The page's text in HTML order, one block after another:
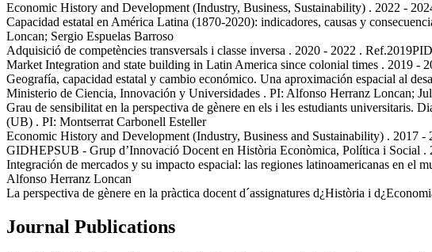
Economic History and Development (Industry, Business, Sustainability) . 2022 -
Capacidad estatal en América Latina (1870-2020): indicadores, causas y
Loncan; Sergio Espuelas Barroso
Adquisició de competències transversals i classe inversa . 2020 - 2022 .
Market Integration and state building in Latin America since colonial times . 2019 -
Geografía, capacidad estatal y cambio económico. Una aproximación espacial al
Ministerio de Ciencia, Innovación y Universidades . PI: Alfonso Herranz Loncan;
Grau de sensibilitat en la perspectiva de gènere en els i les estudiants universitaris.
(UB) . PI: Montserrat Carbonell Esteller
Economic History and Development (Industry, Business and Sustainability) . 2017 -
GIDHEPSUB - Grup d’Innovació Docent en Història Econòmica, Política i Social .
Integración de mercados y su impacto espacial: las regiones latinoamericanas en el
Alfonso Herranz Loncan
La perspectiva de gènere en la pràctica docent d´assignatures d¿Història i
Journal Publications